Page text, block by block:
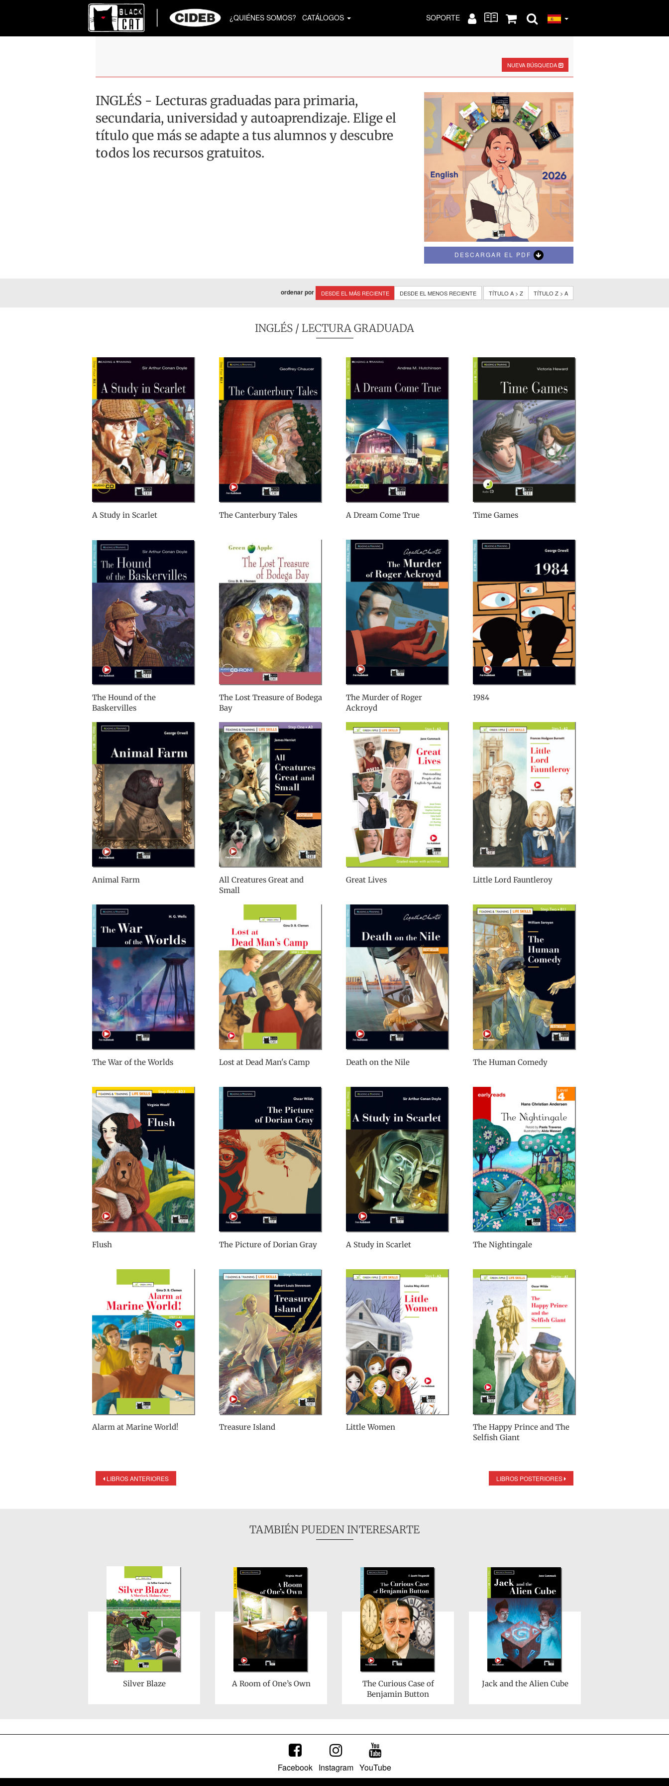
¿QUIÉNES SOMOS? CATÁLOGOS SOPORTE
NUEVA BÚSQUEDA
INGLÉS - Lecturas graduadas para primaria,
secundaria, universidad y autoaprendizaje. Elige el
título que más se adapte a tus alumnos y descubre
todos los recursos gratuitos.
DESCARGAR EL PDF
ordenar por DESDE EL MÁS RECIENTE DESDE EL MENOS RECIENTE TÍTULO A > Z TÍTULO Z > A
INGLÉS / LECTURA GRADUADA
A Study in Scarlet The Canterbury Tales A Dream Come True Time Games
The Hound of the
Baskervilles
The Lost Treasure of Bodega
Bay
The Murder of Roger
Ackroyd
1984
Animal Farm
All Creatures Great and
Small
Great Lives Little Lord Fauntleroy
The War of the Worlds Lost at Dead Man's Camp Death on the Nile The Human Comedy
Flush The Picture of Dorian Gray A Study in Scarlet The Nightingale
Alarm at Marine World! Treasure Island Little Women
The Happy Prince and The
Selfish Giant
LIBROS ANTERIORES LIBROS POSTERIORES
TAMBIÉN PUEDEN INTERESARTE
Silver Blaze A Room of One’s Own
The Curious Case of
Benjamin Button
Jack and the Alien Cube
Facebook Instagram YouTube